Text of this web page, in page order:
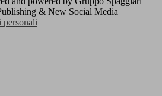
& New Social Media
personali